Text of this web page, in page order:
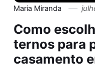
Maria Miranda
Como
ternos para
casamento